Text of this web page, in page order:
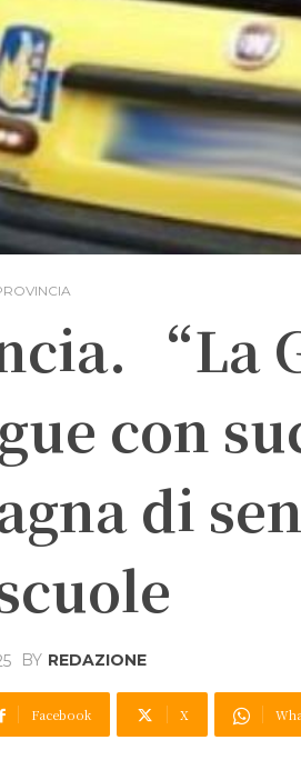
“La
con
di
BY REDAZIONE
Facebook X